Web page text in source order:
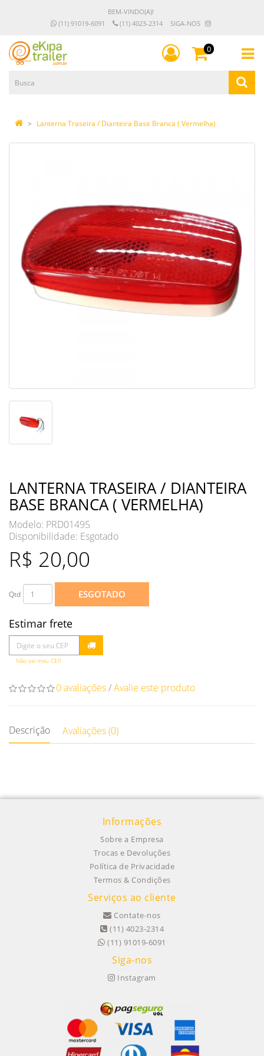
BEM-VINDO(A)!
(11) 91019-6091
(11) 4023-2314 SIGA-NOS
0
Lanterna Traseira / Dianteira Base Branca ( Vermelha)
LANTERNA TRASEIRA / DIANTEIRA
BASE BRANCA ( VERMELHA)
Modelo: PRD01495
Disponibilidade: Esgotado
R$ 20,00
Qtd ESGOTADO
Estimar frete
Não sei meu CEP
0 avaliações/Avalie este produto
Descrição Avaliações (0)
Informações
Sobre a Empresa
Trocas e Devoluções
Política de Privacidade
Termos & Condições
Serviços ao cliente
Contate-nos
(11) 4023-2314
(11) 91019-6091
Siga-nos
Instagram